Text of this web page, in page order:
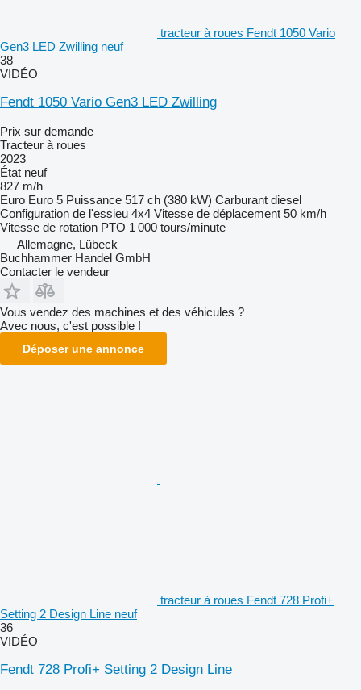
tracteur à roues Fendt 1050 Vario
Gen3 LED Zwilling neuf
38
VIDÉO
Fendt 1050 Vario Gen3 LED Zwilling
Prix sur demande
Tracteur à roues
2023
État neuf
827 m/h
Euro Euro 5 Puissance 517 ch (380 kW) Carburant diesel
Configuration de l'essieu 4x4 Vitesse de déplacement 50 km/h
Vitesse de rotation PTO 1 000 tours/minute
Allemagne, Lübeck
Buchhammer Handel GmbH
Contacter le vendeur
Vous vendez des machines et des véhicules ?
Avec nous, c'est possible !
Déposer une annonce
tracteur à roues Fendt 728 Profi+
Setting 2 Design Line neuf
36
VIDÉO
Fendt 728 Profi+ Setting 2 Design Line